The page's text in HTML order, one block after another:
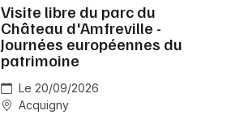
Visite libre du parc du
Château d'Amfreville -
Journées européennes du
patrimoine
Le 20/09/2026
Acquigny